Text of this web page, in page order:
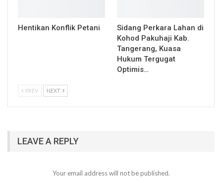
Hentikan Konflik Petani
Sidang Perkara Lahan di
Kohod Pakuhaji Kab.
Tangerang, Kuasa
Hukum Tergugat
Optimis…
PREV NEXT
LEAVE A REPLY
Your email address will not be published.